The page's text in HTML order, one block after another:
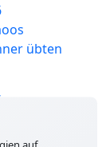
übten
Indoor